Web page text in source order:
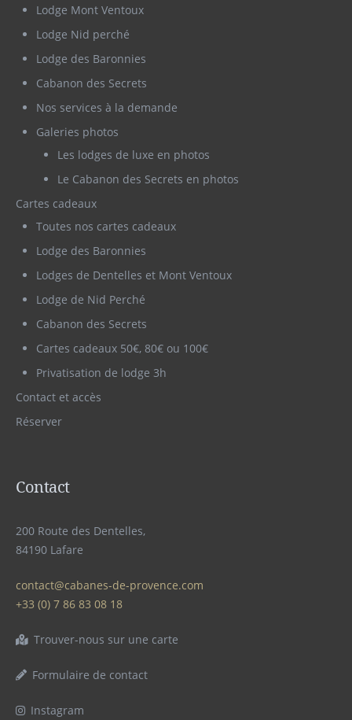
Lodge Mont Ventoux
Lodge Nid perché
Lodge des Baronnies
Cabanon des Secrets
Nos services à la demande
Galeries photos
Les lodges de luxe en photos
Le Cabanon des Secrets en photos
Cartes cadeaux
Toutes nos cartes cadeaux
Lodge des Baronnies
Lodges de Dentelles et Mont Ventoux
Lodge de Nid Perché
Cabanon des Secrets
Cartes cadeaux 50€, 80€ ou 100€
Privatisation de lodge 3h
Contact et accès
Réserver
Contact
200 Route des Dentelles,
84190 Lafare
contact@cabanes-de-provence.com
+33 (0) 7 86 83 08 18
Trouver-nous sur une carte
Formulaire de contact
Instagram